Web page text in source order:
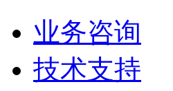
业务咨询
技术支持